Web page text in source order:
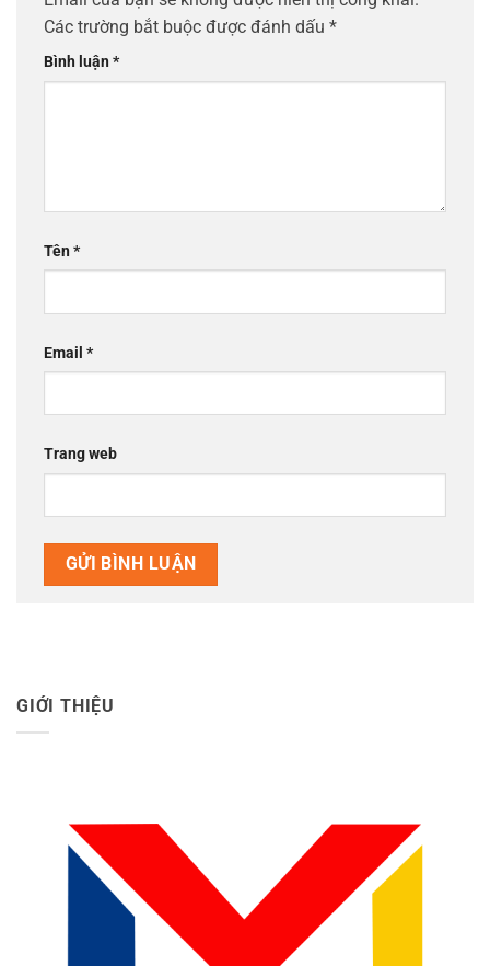
Các trường bắt buộc được đánh dấu *
Bình luận*
Tên*
Email *
Trang web
GIỚI THIỆU